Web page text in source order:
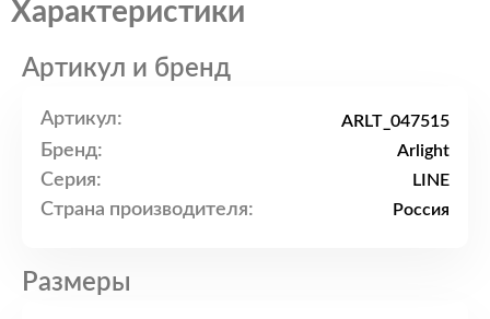
Характеристики
Артикул и бренд
Артикул: ARLT_047515
Бренд: Arlight
Серия: LINE
Страна производителя: Россия
Размеры